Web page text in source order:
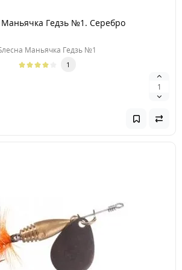
Маньячка Гедзь №1. Серебро
Маньячка Гедзь №1
1